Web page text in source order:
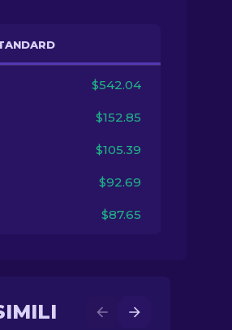
$542.04
$152.85
$105.39
$92.69
$87.65